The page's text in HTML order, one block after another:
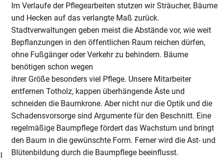
Im Verlaufe der Pflegearbeiten stutzen wir Sträucher, Bäume
und Hecken auf das verlangte Maß zurück.
Stadtverwaltungen geben meist die Abstände vor, wie weit
Bepflanzungen in den öffentlichen Raum reichen dürfen,
ohne Fußgänger oder Verkehr zu behindern. Bäume
benötigen schon wegen
ihrer Größe besonders viel Pflege. Unsere Mitarbeiter
entfernen Totholz, kappen überhängende Äste und
schneiden die Baumkrone. Aber nicht nur die Optik und die
Schadensvorsorge sind Argumente für den Beschnitt. Eine
regelmäßige Baumpflege fördert das Wachstum und bringt
den Baum in die gewünschte Form. Ferner wird die Ast- und
Blütenbildung durch die Baumpflege beeinflusst.